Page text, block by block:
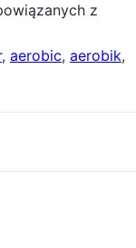
z
, aerobic, aerobik,